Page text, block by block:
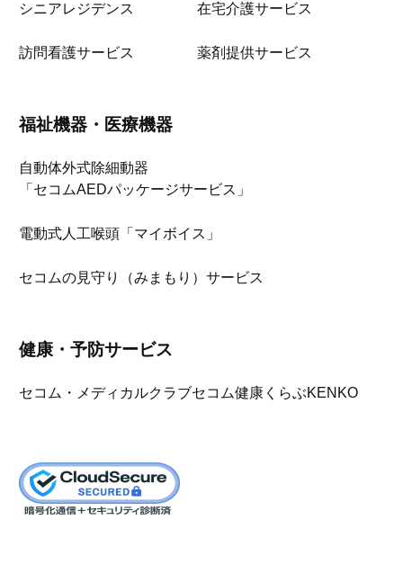
シニアレジデンス 在宅介護サービス
訪問看護サービス 薬剤提供サービス
福祉機器・医療機器
自動体外式除細動器
「セコムAEDパッケージサービス」
電動式人工喉頭「マイボイス」
セコムの見守り（みまもり）サービス
健康・予防サービス
セコム・メディカルクラブセコム健康くらぶKENKO